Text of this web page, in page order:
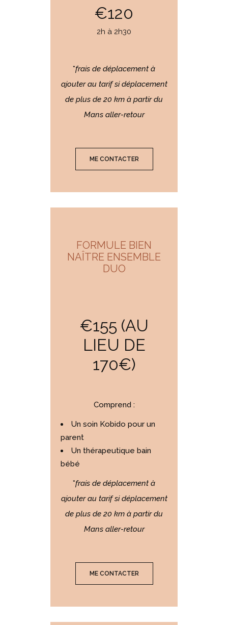
€120
2h à 2h30
*frais de déplacement à
ajouter au tarif si déplacement
de plus de 20 km à partir du
Mans aller-retour
ME CONTACTER
FORMULE BIEN
NAÎTRE ENSEMBLE
DUO
€155 (AU
LIEU DE
170€)
Comprend :
Un soin Kobido pour un
parent
Un thérapeutique bain
bébé
*frais de déplacement à
ajouter au tarif si déplacement
de plus de 20 km à partir du
Mans aller-retour
ME CONTACTER